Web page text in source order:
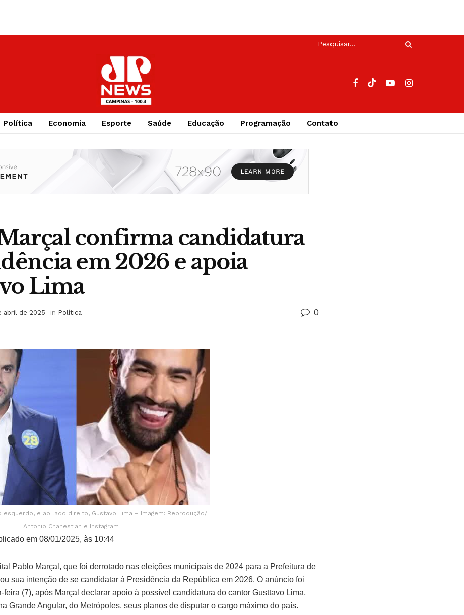
Política Economia Esporte Saúde Educação Programação Contato
confirma candidatura
em 2026 e apoia
Lima
abril de 2025 in Política 0
esquerdo, e ao lado direito, Gustavo Lima – Imagem: Reprodução/
Antonio Chahestian e Instagram
em 08/01/2025, às 10:44
Pablo Marçal, que foi derrotado nas eleições municipais de 2024 para a Prefeitura de
sua intenção de se candidatar à Presidência da República em 2026. O anúncio foi
feira (7), após Marçal declarar apoio à possível candidatura do cantor Gusttavo Lima,
Grande Angular, do Metrópoles, seus planos de disputar o cargo máximo do país.